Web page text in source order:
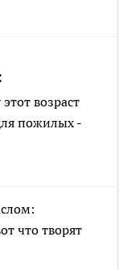
возраст
пожилых -
что творят